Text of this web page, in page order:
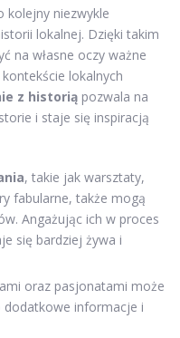
kolejny niezwykle
lokalnej. Dzięki takim
na własne oczy ważne
lokalnych
z historią pozwala na
i staje się inspiracją
, takie jak warsztaty,
fabularne, także mogą
Angażując ich w proces
się bardziej żywa i
oraz pasjonatami może
dodatkowe informacje i